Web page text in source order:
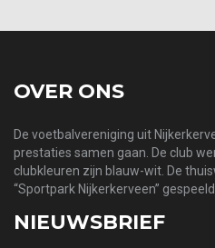
OVER ONS
De voetbalvereniging uit
prestaties samen gaan. De club
clubkleuren zijn blauw-wit. De
“Sportpark Nijkerkerveen” gespeeld.
NIEUWSBRIEF